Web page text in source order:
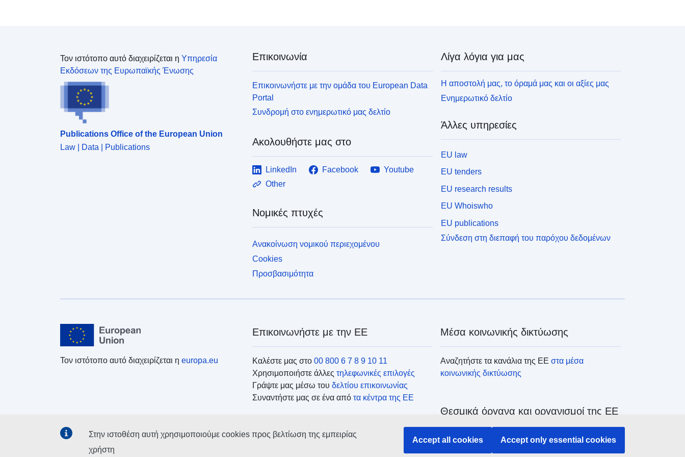
Τον ιστότοπο αυτό διαχειρίζεται η Υπηρεσία
Εκδόσεων της Ευρωπαϊκής Ένωσης
Publications Office of the European Union
Law | Data | Publications
Επικοινωνία
Επικοινωνήστε με την ομάδα του European Data
Portal
Συνδρομή στο ενημερωτικό μας δελτίο
Ακολουθήστε μας στο
LinkedIn Facebook
Youtube
Other
Νομικές πτυχές
Ανακοίνωση νομικού περιεχομένου
Cookies
Προσβασιμότητα
Λίγα λόγια για μας
Η αποστολή μας, το όραμά μας και οι αξίες μας
Ενημερωτικό δελτίο
Άλλες υπηρεσίες
EU law
EU tenders
EU research results
EU Whoiswho
EU publications
Σύνδεση στη διεπαφή του παρόχου δεδομένων
Τον ιστότοπο αυτό διαχειρίζεται η europa.eu
Επικοινωνήστε με την ΕΕ
Καλέστε μας στο 00 800 6 7 8 9 10 11
Χρησιμοποιήστε άλλες τηλεφωνικές επιλογές
Γράψτε μας μέσω του δελτίου επικοινωνίας
Συναντήστε μας σε ένα από τα κέντρα της ΕΕ
Μέσα κοινωνικής δικτύωσης
Αναζητήστε τα κανάλια της ΕΕστα μέσα
κοινωνικής δικτύωσης
Θεσμικά όργανα και οργανισμοί της ΕΕ
Αναζήτηση όλων των θεσμικών και λοιπών
οργάνων και οργανισμών της ΕΕ
Στην ιστοθέση αυτή χρησιμοποιούμε cookies προς βελτίωση της εμπειρίας
χρήστη
Accept all cookies Accept only essential cookies